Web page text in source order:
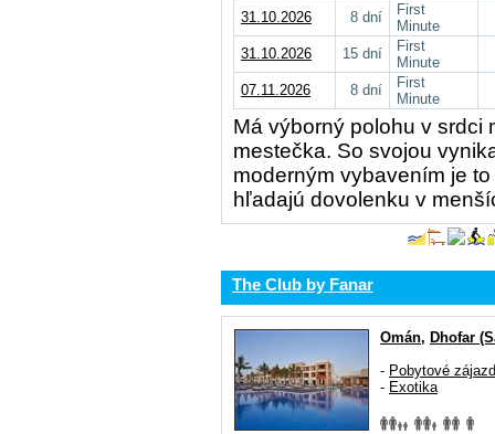
31.10.2026
8 dní
First
Minute
31.10.2026
15 dní
First
Minute
07.11.2026
8 dní
First
Minute
Má výborný polohu v srdci
mestečka. So svojou
moderným vybavením je
hľadajú dovolenku v
The Club by Fanar
Omán, Dhofar
- Pobytové
- Exotika